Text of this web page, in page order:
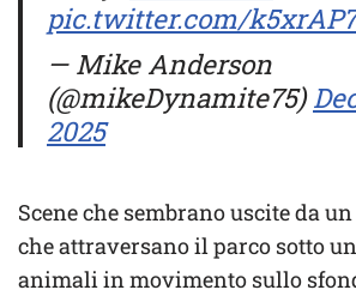
pic.twitter.com/
— Mike Anderson
(@mikeDynamite75)
2025
Scene che sembrano uscite da
che attraversano il parco sotto
animali in movimento sullo